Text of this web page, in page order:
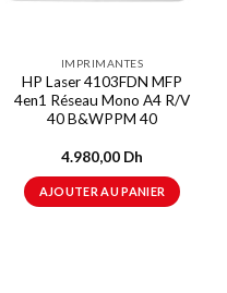
IMPRIMANTES
HP Laser 4103FDN MFP
4en1 Réseau Mono A4 R/V
40 B&WPPM 40
4.980,00 Dh
AJOUTER AU PANIER